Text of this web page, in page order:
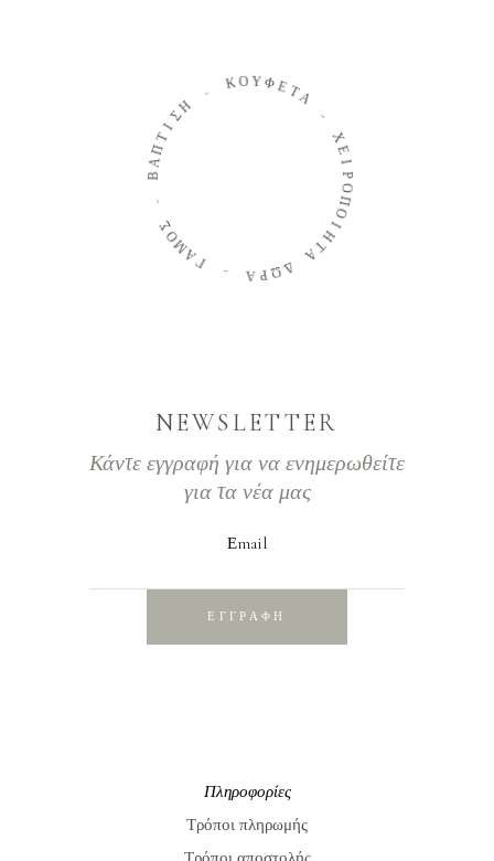
Γ
Α
Μ
Ο
Σ
Β
Α
Π
Τ
Ι
ΣΗ
Κ Ο ΥΦΕΤΑ
Χ
Ε
Ι
Ρ
Ο
Π
Ο
Ι
Η
Τ
Α
Δ
Ω
Ρ
Α
NEWSLETTER
Κάντε εγγραφή για να ενημερωθείτε
για τα νέα μας
Εmail
ΕΓΓΡΑΦΗ
Πληροφορίες
Τρόποι πληρωμής